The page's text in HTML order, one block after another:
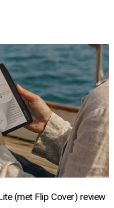
(met Flip Cover) review